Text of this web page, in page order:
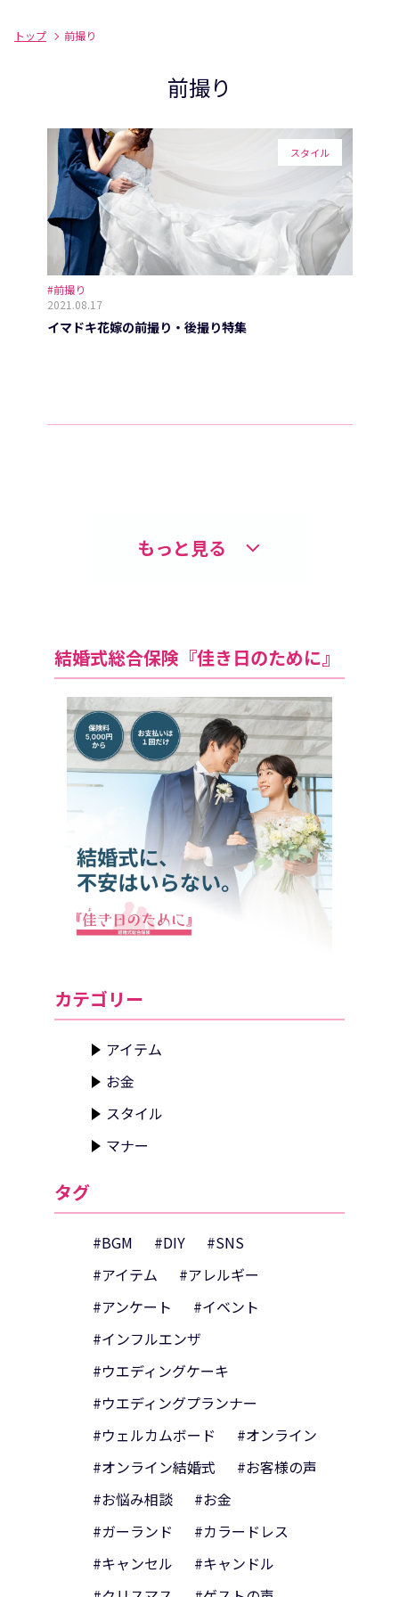
トップ 前撮り
前撮り
スタイル
#前撮り
2021.08.17
イマドキ花嫁の前撮り・後撮り特集
もっと見る
結婚式総合保険『佳き日のために』
カテゴリー
アイテム
お金
スタイル
マナー
タグ
#BGM #DIY
#SNS
#アイテム
#アレルギー
#アンケート
#イベント
#インフルエンザ
#ウエディングケーキ
#ウエディングプランナー
#ウェルカムボード
#オンライン
#オンライン結婚式
#お客様の声
#お悩み相談
#お金
#ガーランド
#カラードレス
#キャンセル
#キャンドル